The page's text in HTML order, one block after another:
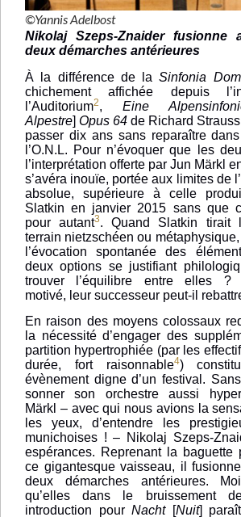
©Yannis Adelbost
Nikolaj Szeps-Znaider fusionne
deux démarches antérieures
À la différence de laSinfonia
chichement affichée depuis
l’Auditorium2, Eine
Alpestre] Opus 64 de Richard
passer dix ans sans reparaître
l’O.N.L. Pour n’évoquer que les
l’interprétation offerte par Jun Märkl
s’avéra inouïe, portée aux limites de
absolue, supérieure à celle
Slatkin en janvier 2015 sans que
pour autant3. Quand Slatkin tirait
terrain nietzschéen ou
l’évocation spontanée des
deux options se justifiant
trouver l’équilibre entre elles ?
motivé, leur successeur peut-il
En raison des moyens colossaux
la nécessité d’engager des
partition hypertrophiée (par les
durée, fort raisonnable4)
évènement digne d’un festival.
sonner son orchestre aussi
Märkl – avec qui nous avions la
les yeux, d’entendre les
munichoises ! – Nikolaj Szeps-
espérances. Reprenant la
ce gigantesque vaisseau, il
deux démarches antérieures.
qu’elles dans le bruissement
introduction pour Nacht[Nuit]